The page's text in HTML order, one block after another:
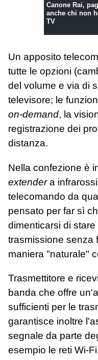
Canone Rai,
anche chi non
TV
Un apposito
tutte le opzioni
del volume e via di
televisore; le
on-demand, la
registrazione dei
distanza.
Nella confezione è
extendera
telecomando da
pensato per far sì
dimenticarsi di
trasmissione senza
maniera "naturale"
Trasmettitore e
banda che offre
sufficienti per le
garantisce inoltre
segnale da parte
esempio le reti Wi-